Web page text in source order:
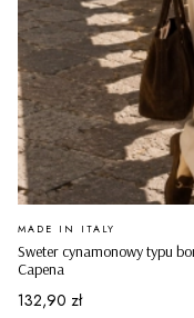
Sweter cynamonowy typu
Capena
PRODUCENT
MADE IN ITALY
Cena
132,90 zł